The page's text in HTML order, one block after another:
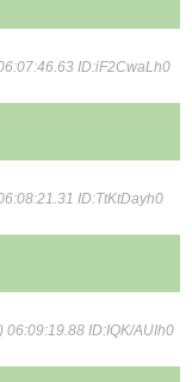
ID:iF2CwaLh0
ID:TtKtDayh0
06:09:19.88 ID:IQK/AUIh0